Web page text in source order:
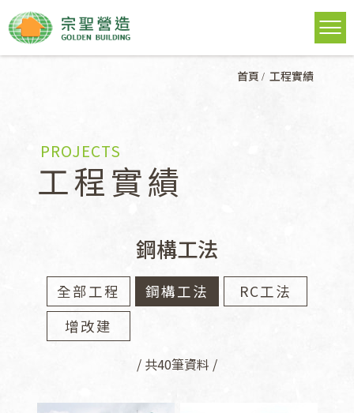
首頁 工程實績
PROJECTS
工程實績
鋼構工法
全部工程 鋼構工法
RC工法
增改建
/ 共40筆資料 /